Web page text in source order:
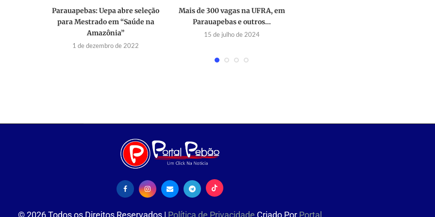
Parauapebas: Uepa abre seleção
para Mestrado em “Saúde na
Amazônia”
1 de dezembro de 2022
Mais de 300 vagas na UFRA, em
Parauapebas e outros...
15 de julho de 2024